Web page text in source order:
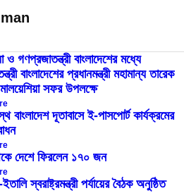
ও গণপ্রজাতন্ত্রী বাংলাদেশের মধ্যে
বাংলাদেশের প্রধানমন্ত্রী মহামান্য তারেক
সফর উপলক্ষে
বাংলাদেশ দূতাবাসে ই-পাসপোর্ট কার্যক্রমের
দেশে ফিরলেন ১৭০ জন
স্বরাষ্ট্রমন্ত্রী পর্যায়ের বৈঠক অনুষ্ঠিত